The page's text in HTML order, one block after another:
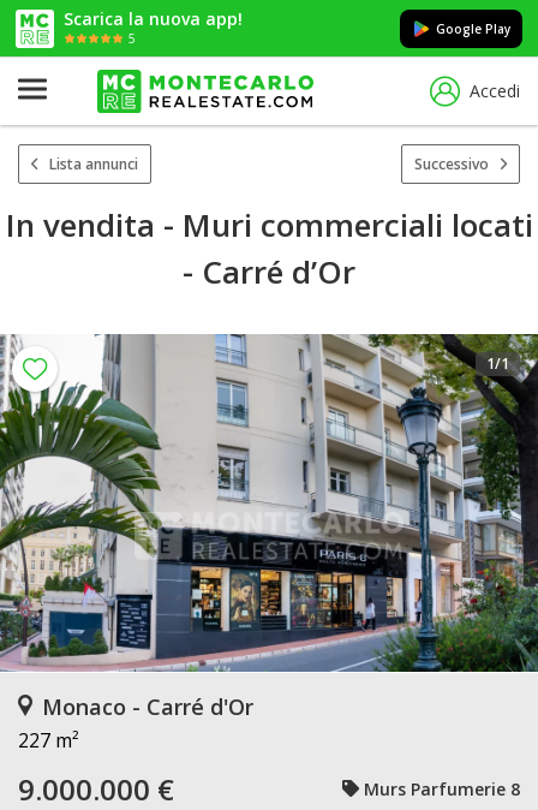
Scarica la nuova app!
5
Google Play
Accedi
Lista annunci Successivo
In vendita - Muri commerciali locati
- Carré d’Or
1/1
Monaco - Carré d'Or
227 m²
9.000.000 € Murs Parfumerie 8